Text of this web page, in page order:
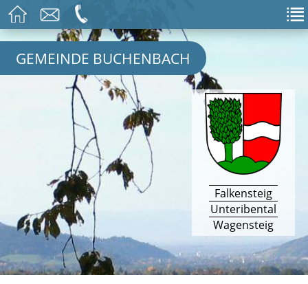
GEMEINDE BUCHENBACH
Falkensteig
Unteribental
Wagensteig